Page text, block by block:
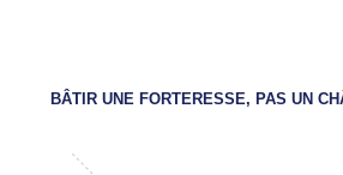
BÂTIR UNE FORTERESSE, PAS UN